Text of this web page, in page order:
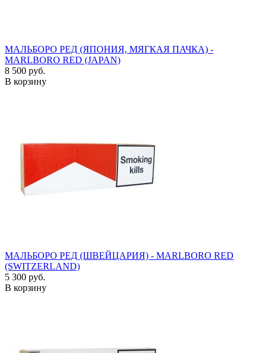
МАЛЬБОРО РЕД (ЯПОНИЯ, МЯГКАЯ ПАЧКА) -
MARLBORO RED (JAPAN)
8 500 руб.
В корзину
МАЛЬБОРО РЕД (ШВЕЙЦАРИЯ) - MARLBORO RED
(SWITZERLAND)
5 300 руб.
В корзину